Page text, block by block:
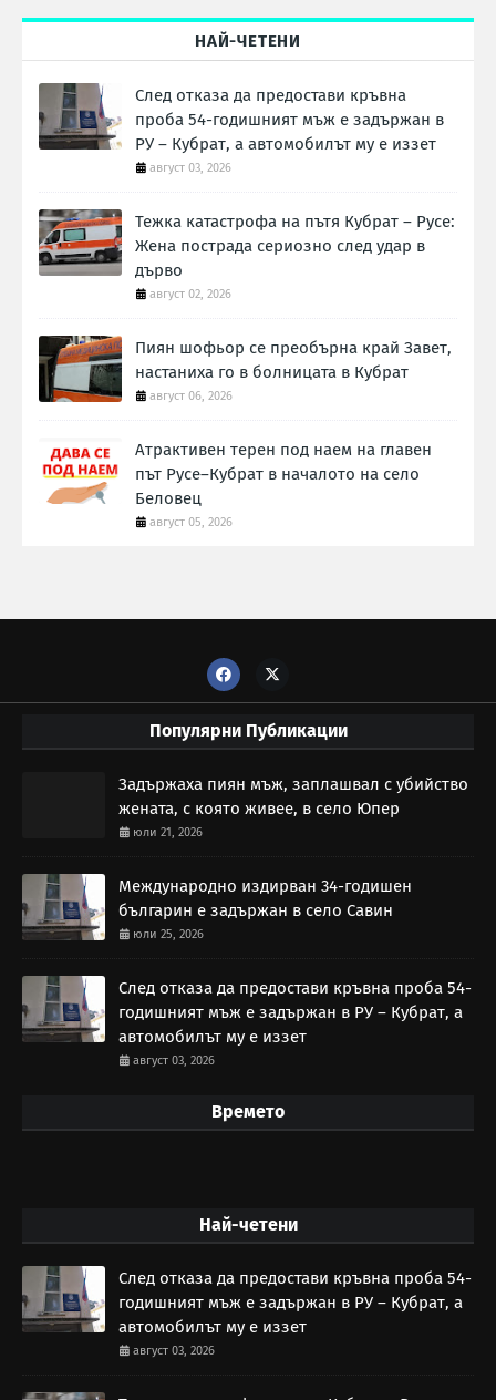
НАЙ-ЧЕТЕНИ
След отказа да предостави кръвна
проба 54-годишният мъж е задържан в
РУ – Кубрат, а автомобилът му е иззет
август 03, 2026
Тежка катастрофа на пътя Кубрат – Русе:
Жена пострада сериозно след удар в
дърво
август 02, 2026
Пиян шофьор се преобърна край Завет,
настаниха го в болницата в Кубрат
август 06, 2026
Атрактивен терен под наем на главен
път Русе–Кубрат в началото на село
Беловец
август 05, 2026
Популярни Публикации
Задържаха пиян мъж, заплашвал с убийство
жената, с която живее, в село Юпер
юли 21, 2026
Международно издирван 34-годишен
българин е задържан в село Савин
юли 25, 2026
След отказа да предостави кръвна проба 54-
годишният мъж е задържан в РУ – Кубрат, а
автомобилът му е иззет
август 03, 2026
Времето
Най-четени
След отказа да предостави кръвна проба 54-
годишният мъж е задържан в РУ – Кубрат, а
автомобилът му е иззет
август 03, 2026